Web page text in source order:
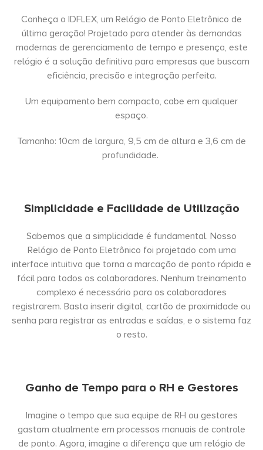
Conheça o IDFLEX, um Relógio de Ponto Eletrônico de
última geração! Projetado para atender às demandas
modernas de gerenciamento de tempo e presença, este
relógio é a solução definitiva para empresas que buscam
eficiência, precisão e integração perfeita.
Um equipamento bem compacto, cabe em qualquer
espaço.
Tamanho: 10cm de largura, 9,5 cm de altura e 3,6 cm de
profundidade.
Simplicidade e Facilidade de Utilização
Sabemos que a simplicidade é fundamental. Nosso
Relógio de Ponto Eletrônico foi projetado com uma
interface intuitiva que torna a marcação de ponto rápida e
fácil para todos os colaboradores. Nenhum treinamento
complexo é necessário para os colaboradores
registrarem. Basta inserir digital, cartão de proximidade ou
senha para registrar as entradas e saídas, e o sistema faz
o resto.
Ganho de Tempo para o RH e Gestores
Imagine o tempo que sua equipe de RH ou gestores
gastam atualmente em processos manuais de controle
de ponto. Agora, imagine a diferença que um relógio de